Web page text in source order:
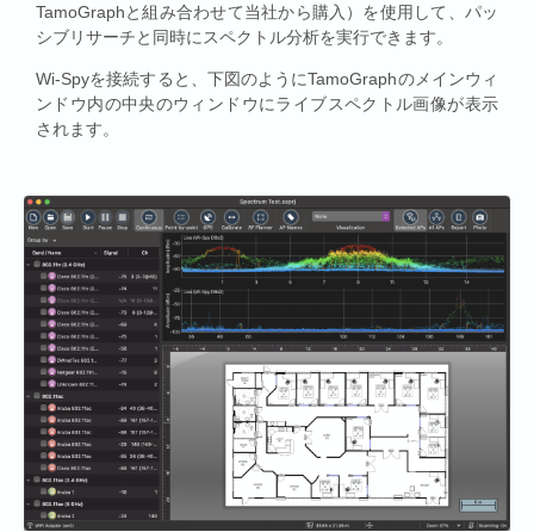
TamoGraphと組み合わせて当社から購入）を使用して、パッ
シブリサーチと同時にスペクトル分析を実行できます。
Wi-Spyを接続すると、下図のようにTamoGraphのメインウィ
ンドウ内の中央のウィンドウにライブスペクトル画像が表示
されます。